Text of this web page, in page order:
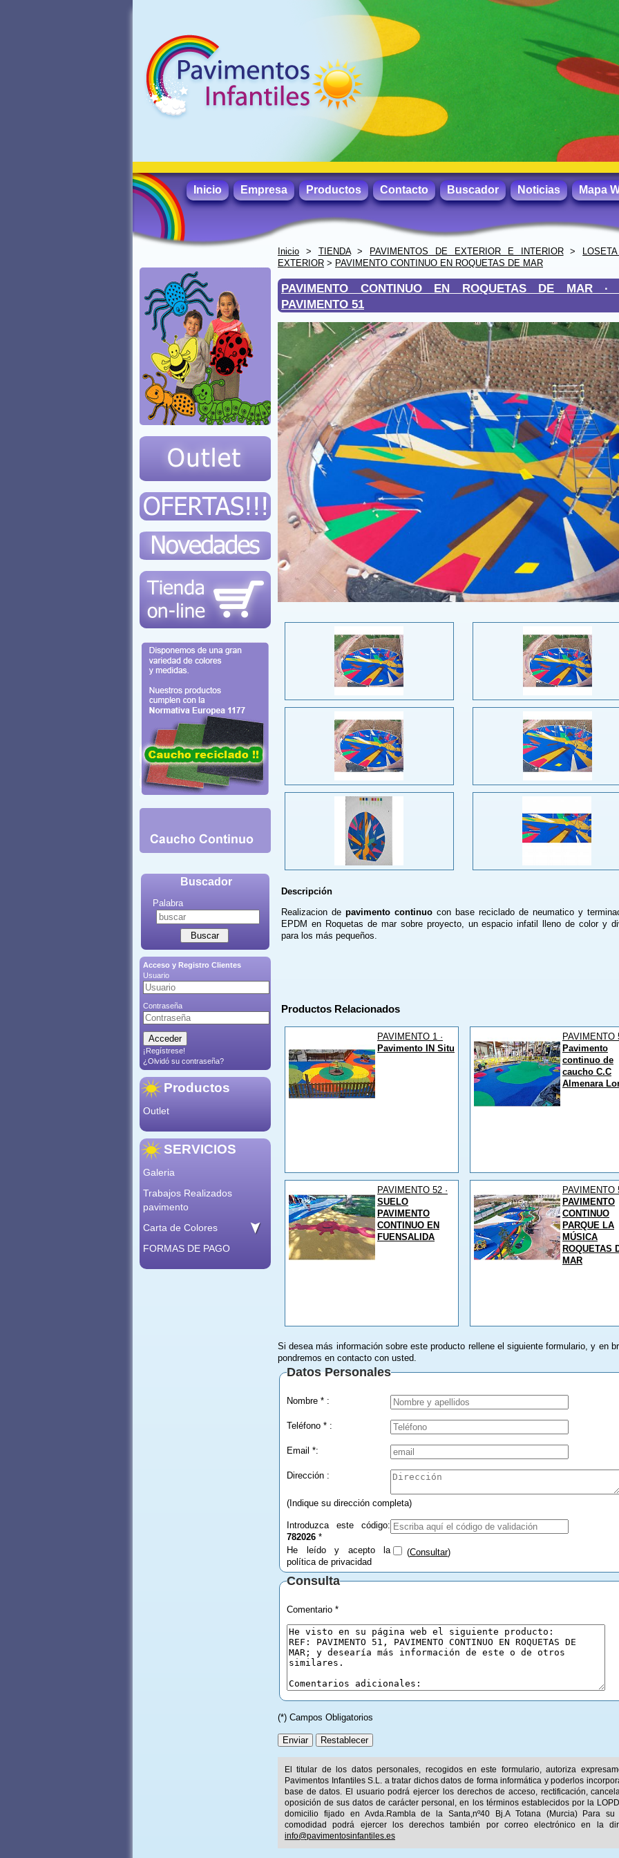
Inicio Empresa Productos Contacto Buscador Noticias Mapa
Buscador
Palabra
Acceso y Registro Clientes
Usuario
Contraseña
¡Regístrese!
¿Olvidó su contraseña?
Productos
Outlet
SERVICIOS
Galeria
Trabajos Realizados
pavimento
Carta de Colores
FORMAS DE PAGO
Inicio > TIENDA> PAVIMENTOS DE EXTERIOR E INTERIOR>
EXTERIOR > PAVIMENTO CONTINUO EN ROQUETAS DE MAR
PAVIMENTO CONTINUO EN ROQUETAS DE MAR ·
PAVIMENTO 51
Descripción
Realizacion de pavimento continuo con base reciclado de neumatico y
EPDM en Roquetas de mar sobre proyecto, un espacio infatil lleno de color y
para los más pequeños.
Productos Relacionados
PAVIMENTO 1 ·
Pavimento IN Situ
PAVIMENTO
Pavimento
continuo de
caucho C.C
Almenara
PAVIMENTO 52 ·
SUELO
PAVIMENTO
CONTINUO EN
FUENSALIDA
PAVIMENTO
PAVIMENTO
CONTINUO
PARQUE LA
MÚSICA
ROQUETAS
MAR
Si desea más información sobre este producto rellene el siguiente formulario, y en
pondremos en contacto con usted.
Datos Personales
Nombre * :
Teléfono * :
Email *:
Dirección :
(Indique su dirección completa)
Introduzca este código:
782026 *
He leído y acepto la
política de privacidad
(Consultar)
Consulta
Comentario *
(*) Campos Obligatorios
El titular de los datos personales, recogidos en este formulario, autoriza
Pavimentos Infantiles S.L. a tratar dichos datos de forma informática y poderlos
base de datos. El usuario podrá ejercer los derechos de acceso, rectificación,
oposición de sus datos de carácter personal, en los términos establecidos por la
domicilio fijado en Avda.Rambla de la Santa,nº40 Bj.A Totana (Murcia) Para su
comodidad podrá ejercer los derechos también por correo electrónico en la
info@pavimentosinfantiles.es